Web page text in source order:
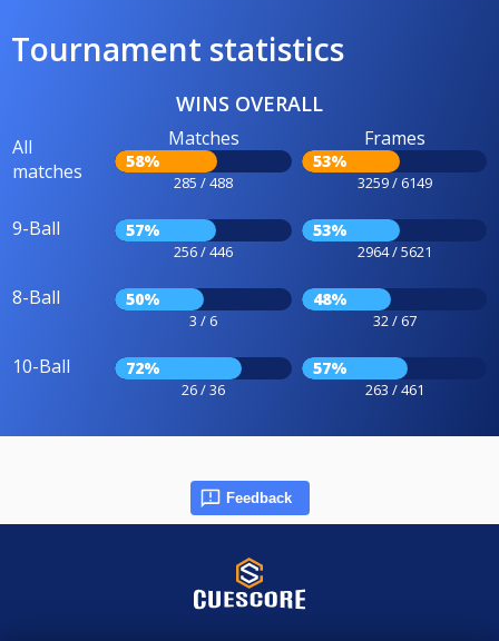
Tournament statistics
WINS OVERALL
All
matches
Matches
58%
285 / 488
Frames
53%
3259 / 6149
9-Ball 57%
256 / 446
53%
2964 / 5621
8-Ball 50%
3 / 6
48%
32 / 67
10-Ball 72%
26 / 36
57%
263 / 461
Feedback